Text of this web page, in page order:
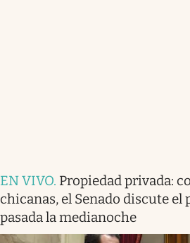
EN VIVO. Propiedad privada:
chicanas, el Senado discute el
pasada la medianoche